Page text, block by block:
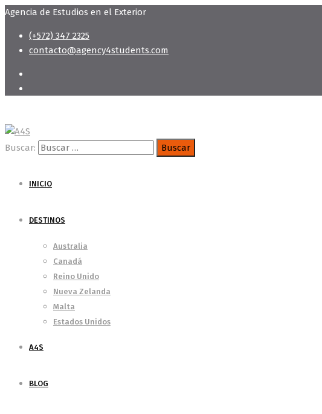
Agencia de Estudios en el Exterior
(+572) 347 2325
contacto@agency4students.com
Buscar:
INICIO
DESTINOS
Australia
Canadá
Reino Unido
Nueva Zelanda
Malta
Estados Unidos
A4S
BLOG